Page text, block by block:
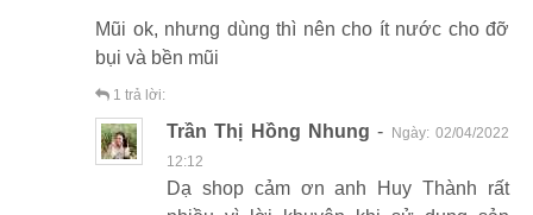
Mũi ok, nhưng dùng thì nên cho ít nước cho đỡ
bụi và bền mũi
1 trả lời:
Trần Thị Hồng Nhung - Ngày:02/04/2022
12:12
Dạ shop cảm ơn anh Huy Thành rất